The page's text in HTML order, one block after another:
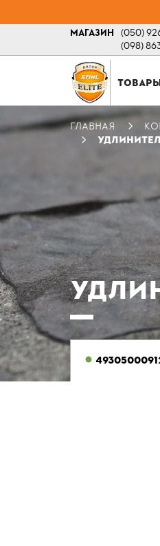
МАГАЗИН (050)
(098)
ГЛАВНАЯ